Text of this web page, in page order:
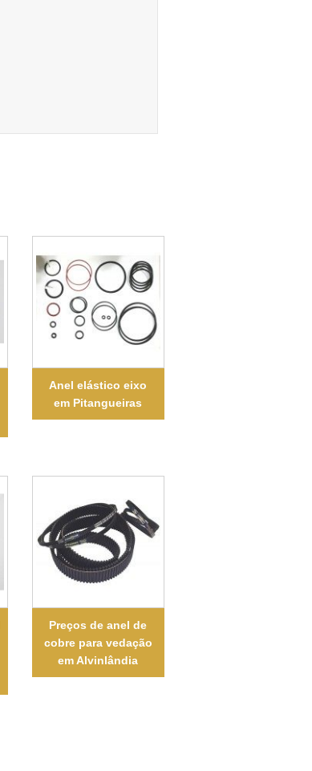
Anel elástico eixo
em Pitangueiras
Preços de anel de
cobre para vedação
em Alvinlândia